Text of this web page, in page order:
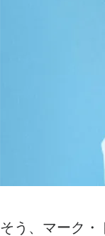
そう、マーク・